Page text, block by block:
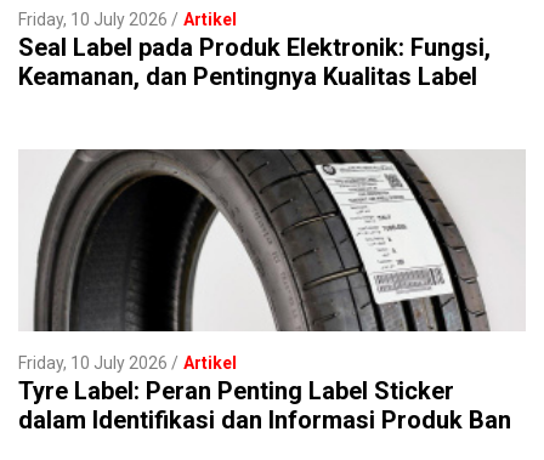
Friday, 10 July 2026 Artikel
Seal Label pada Produk Elektronik: Fungsi,
Keamanan, dan Pentingnya Kualitas Label
Friday, 10 July 2026 Artikel
Tyre Label: Peran Penting Label Sticker
dalam Identifikasi dan Informasi Produk Ban